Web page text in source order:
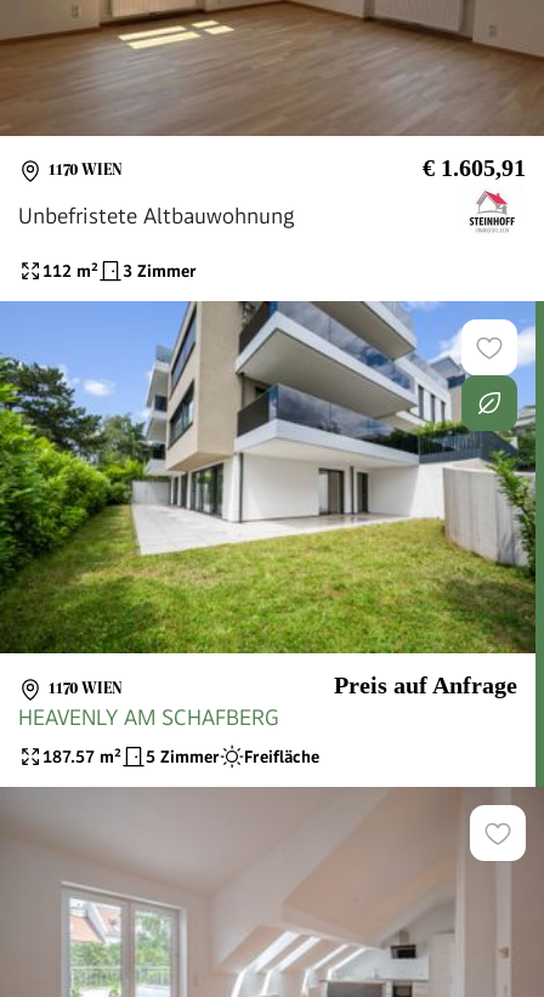
1170 WIEN € 1.605,91
Unbefristete Altbauwohnung
112 m² 3 Zimmer
1170 WIEN Preis auf Anfrage
HEAVENLY AM SCHAFBERG
187.57 m² 5 Zimmer Freifläche